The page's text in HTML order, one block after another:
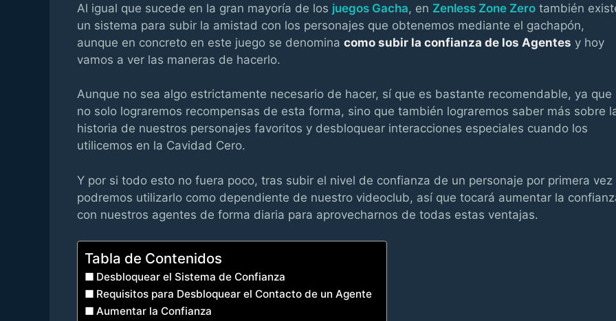
Al igual que sucede en la gran mayoría de los juegos Gacha, en Zenless Zone Zero también
un sistema para subir la amistad con los personajes que obtenemos mediante el gachapón,
aunque en concreto en este juego se denomina como subir la confianza de los Agentes y hoy
vamos a ver las maneras de hacerlo.
Aunque no sea algo estrictamente necesario de hacer, sí que es bastante recomendable, ya que
no solo lograremos recompensas de esta forma, sino que también lograremos saber más sobre
historia de nuestros personajes favoritos y desbloquear interacciones especiales cuando los
utilicemos en la Cavidad Cero.
Y por si todo esto no fuera poco, tras subir el nivel de confianza de un personaje por primera vez
podremos utilizarlo como dependiente de nuestro videoclub, así que tocará aumentar la
con nuestros agentes de forma diaria para aprovecharnos de todas estas ventajas.
Tabla de Contenidos
Desbloquear el Sistema de Confianza
Requisitos para Desbloquear el Contacto de un Agente
Aumentar la Confianza